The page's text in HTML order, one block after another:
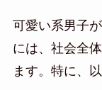
可愛い系男子
には、社会全
ます。特に、